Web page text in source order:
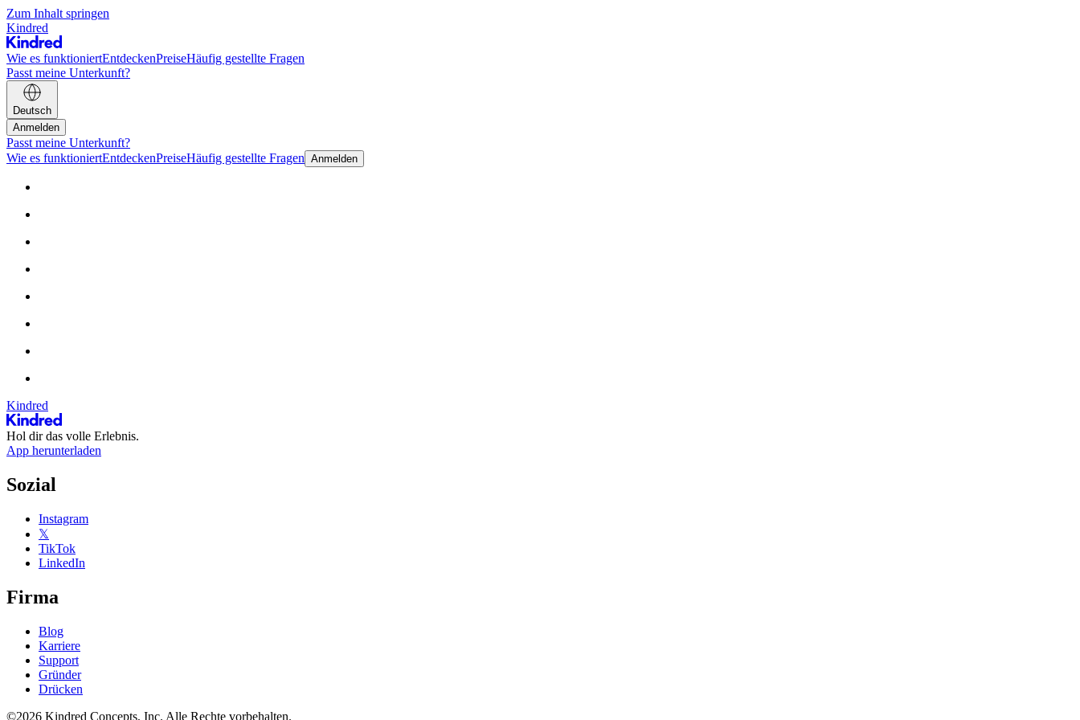
Zum Inhalt springen
Kindred
Wie es funktioniertEntdeckenPreiseHäufig gestellte Fragen
Passt meine Unterkunft?
Deutsch
Anmelden
Passt meine Unterkunft?
Wie es funktioniertEntdeckenPreiseHäufig gestellte Fragen Anmelden
Kindred
Hol dir das volle Erlebnis.
App herunterladen
Sozial
Instagram
𝕏
TikTok
LinkedIn
Firma
Blog
Karriere
Support
Gründer
Drücken
©2026 Kindred Concepts, Inc. Alle Rechte vorbehalten.